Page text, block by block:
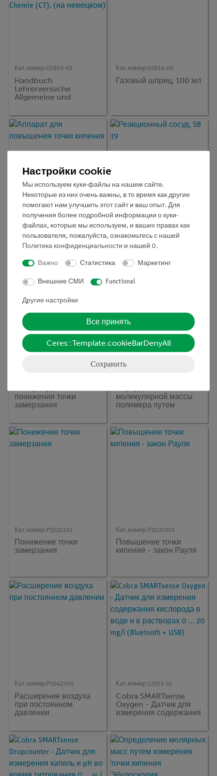
Кат.номер:01850-01
Handbuch
Lehrerversuche
Allgemeine und
DEMO advanced
Chemie (CT), (на
немецком)
Кат.номер:02614-00
Газовый шприц, 100 мл
Кат.номер:
Аппарат для
повышения точки
кипения
Реакционный сосуд, SB
19
понижения точки
замерзания
молекулярной массы
полимера путем
Кат.номер: P3021101
Понижение точки
замерзания
Кат.номер: P3021001
Повышение точки
кипения - закон Рауля
Кат.номер: P1042700
Расширение воздуха
при постоянном
давлении
Кат.номер:12933-01
Cobra SMARTsense
Oxygen - Датчик для
измерения содержания
растворах 0 ... 20 mg/l
(Bluetooth + USB)
Настройки cookie
Мы используем куки-файлы на нашем сайте.
Некоторые из них очень важны, в то время как другие
помогают нам улучшить этот сайт и ваш опыт. Для
получения более подробной информации о куки-
файлах, которые мы используем, и ваших правах как
пользователя, пожалуйста, ознакомьтесь с нашей
Политика конфиденциальности и нашей 0.
Важно Статистика Маркетинг
Внешние СМИ Functional
Другие настройки
Все принять
Ceres::Template.cookieBarDenyAll
Сохранить